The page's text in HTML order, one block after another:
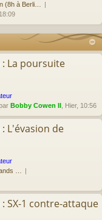
(8h à Berli…
: La poursuite
Bobby Cowen II , Hier, 10:56
L'évasion de
…
SX-1 contre-attaque